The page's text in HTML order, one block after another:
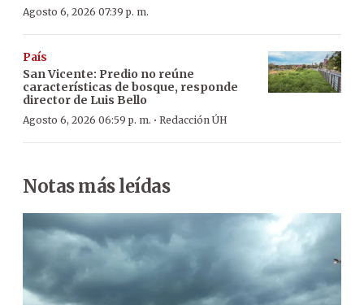
Agosto 6, 2026 07:39 p. m.
País
San Vicente: Predio no reúne
características de bosque, responde
director de Luis Bello
Agosto 6, 2026 06:59 p. m. · Redacción ÚH
Notas más leídas